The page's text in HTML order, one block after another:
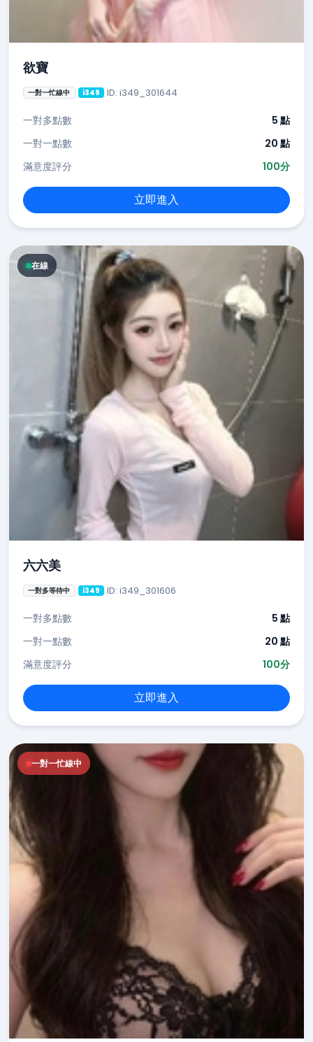
欲寶
一對一忙線中 i349 ID: i349_301644
一對多點數
5 點
一對一點數
20 點
滿意度評分
100分
立即進入
在線
六六美
一對多等待中 i349 ID: i349_301606
一對多點數
5 點
一對一點數
20 點
滿意度評分
100分
立即進入
一對一忙線中